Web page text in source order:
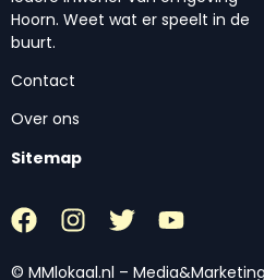
Hoorn. Weet wat er speelt in de
buurt.
Contact
Over ons
Sitemap
© MMlokaal.nl – Media&Marketing